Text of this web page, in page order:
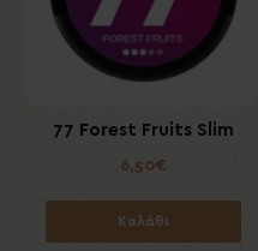
77 Forest Fruits Slim
6,50€
Καλάθι